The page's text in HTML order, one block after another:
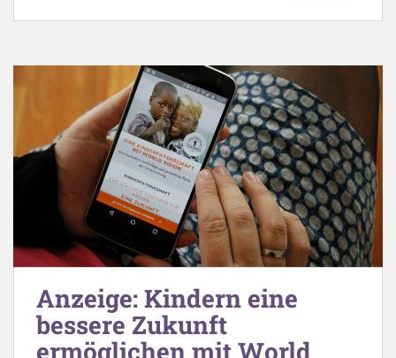
Anzeige: Kindern eine
bessere Zukunft
ermöglichen mit World